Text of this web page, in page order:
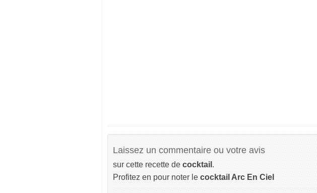
Laissez un commentaire ou votre avis
sur cette recette de cocktail .
Profitez en pour noter le cocktail Arc En Ciel